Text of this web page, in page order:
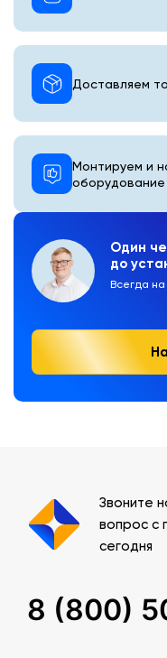
Один
до
Всегда на
Монтируем и
оборудование
Доставляем
Звоните
вопрос с
сегодня
8 (800)